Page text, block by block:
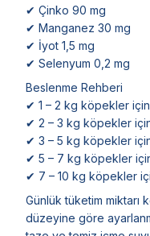
✔ Çinko 90 mg
✔ Manganez 30 mg
✔ İyot 1,5 mg
✔ Selenyum 0,2 mg
Beslenme Rehberi
✔ 1 – 2 kg köpekler
✔ 2 – 3 kg köpekler
✔ 3 – 5 kg köpekler
✔ 5 – 7 kg köpekler
✔ 7 – 10 kg köpekler
Günlük tüketim miktarı
düzeyine göre